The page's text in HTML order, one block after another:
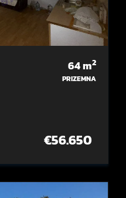
64m2
PRIZEMNA
€56.650